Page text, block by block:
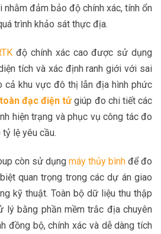
nhằm đảm bảo độ chính xác, tính ổn
trình khảo sát thực địa.
độ chính xác cao được sử dụng
tích và xác định ranh giới với sai
cả khu vực đô thị lẫn địa hình phức
đạc điện tửgiúp đo chi tiết các
hiện trạng và phục vụ công tác đo
lệ yêu cầu.
còn sử dụng máy thủy bình để đo
quan trọng trong các dự án giao
kỹ thuật. Toàn bộ dữ liệu thu thập
lý bằng phần mềm trắc địa chuyên
đồng bộ, chính xác và dễ dàng tích